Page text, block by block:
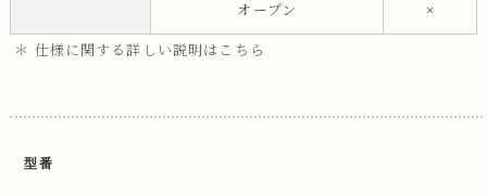
オーブン ×
＊ 仕様に関する詳しい説明はこちら
型番